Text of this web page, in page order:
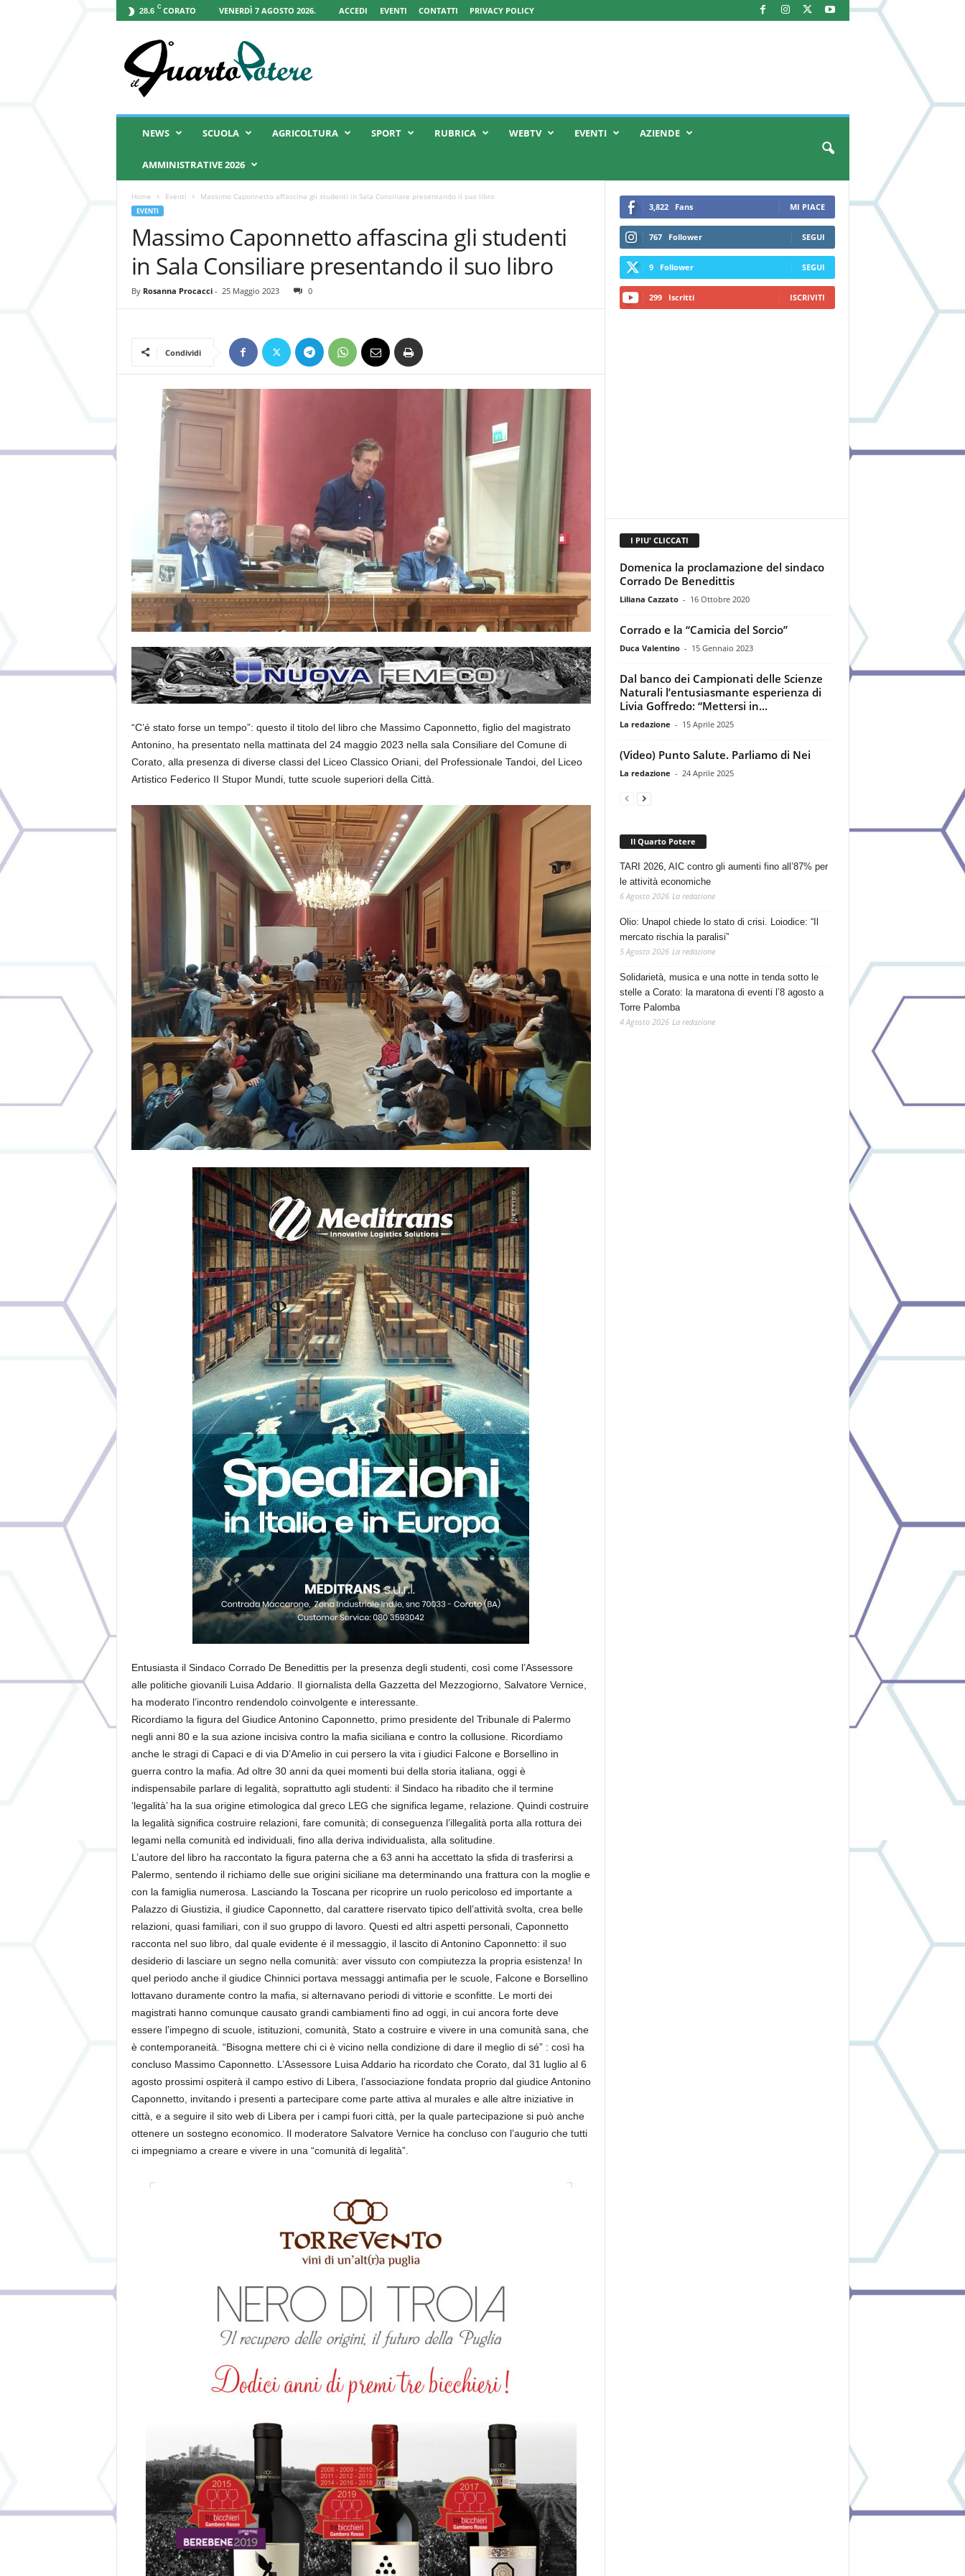
28.6 C CORATO VENERDÌ 7 AGOSTO 2026. ACCEDI EVENTI CONTATTI PRIVACY POLICY
Q
NEWS SCUOLA AGRICOLTURA SPORT RUBRICA WEBTV EVENTI AZIENDE
AMMINISTRATIVE 2026
Home Eventi Massimo Caponnetto affascina gli studenti in Sala Consiliare presentando il suo libro
EVENTI
Massimo Caponnetto affascina gli studenti
in Sala Consiliare presentando il suo libro
By Rosanna Procacci- 25 Maggio 2023 0
Condividi
“C’é stato forse un tempo”: questo il titolo del libro che Massimo Caponnetto, figlio del magistrato
Antonino, ha presentato nella mattinata del 24 maggio 2023 nella sala Consiliare del Comune di
Corato, alla presenza di diverse classi del Liceo Classico Oriani, del Professionale Tandoi, del Liceo
Artistico Federico II Stupor Mundi, tutte scuole superiori della Città.
Entusiasta il Sindaco Corrado De Benedittis per la presenza degli studenti, così come l’Assessore
alle politiche giovanili Luisa Addario. Il giornalista della Gazzetta del Mezzogiorno, Salvatore Vernice,
ha moderato l’incontro rendendolo coinvolgente e interessante.
Ricordiamo la figura del Giudice Antonino Caponnetto, primo presidente del Tribunale di Palermo
negli anni 80 e la sua azione incisiva contro la mafia siciliana e contro la collusione. Ricordiamo
anche le stragi di Capaci e di via D’Amelio in cui persero la vita i giudici Falcone e Borsellino in
guerra contro la mafia. Ad oltre 30 anni da quei momenti bui della storia italiana, oggi è
indispensabile parlare di legalità, soprattutto agli studenti: il Sindaco ha ribadito che il termine
‘legalità’ ha la sua origine etimologica dal greco LEG che significa legame, relazione. Quindi costruire
la legalità significa costruire relazioni, fare comunità; di conseguenza l’illegalità porta alla rottura dei
legami nella comunità ed individuali, fino alla deriva individualista, alla solitudine.
L’autore del libro ha raccontato la figura paterna che a 63 anni ha accettato la sfida di trasferirsi a
Palermo, sentendo il richiamo delle sue origini siciliane ma determinando una frattura con la moglie e
con la famiglia numerosa. Lasciando la Toscana per ricoprire un ruolo pericoloso ed importante a
Palazzo di Giustizia, il giudice Caponnetto, dal carattere riservato tipico dell’attività svolta, crea belle
relazioni, quasi familiari, con il suo gruppo di lavoro. Questi ed altri aspetti personali, Caponnetto
racconta nel suo libro, dal quale evidente é il messaggio, il lascito di Antonino Caponnetto: il suo
desiderio di lasciare un segno nella comunità: aver vissuto con compiutezza la propria esistenza! In
quel periodo anche il giudice Chinnici portava messaggi antimafia per le scuole, Falcone e Borsellino
lottavano duramente contro la mafia, si alternavano periodi di vittorie e sconfitte. Le morti dei
magistrati hanno comunque causato grandi cambiamenti fino ad oggi, in cui ancora forte deve
essere l’impegno di scuole, istituzioni, comunità, Stato a costruire e vivere in una comunità sana, che
è contemporaneità. “Bisogna mettere chi ci è vicino nella condizione di dare il meglio di sé” : così ha
concluso Massimo Caponnetto. L’Assessore Luisa Addario ha ricordato che Corato, dal 31 luglio al 6
agosto prossimi ospiterà il campo estivo di Libera, l’associazione fondata proprio dal giudice Antonino
Caponnetto, invitando i presenti a partecipare come parte attiva al murales e alle altre iniziative in
città, e a seguire il sito web di Libera per i campi fuori città, per la quale partecipazione si può anche
ottenere un sostegno economico. Il moderatore Salvatore Vernice ha concluso con l’augurio che tutti
ci impegniamo a creare e vivere in una “comunità di legalità”.
3,822 Fans MI PIACE
767 Follower SEGUI
9 Follower SEGUI
299 Iscritti ISCRIVITI
I PIU' CLICCATI
Domenica la proclamazione del sindaco
Corrado De Benedittis
Liliana Cazzato - 16 Ottobre 2020
Corrado e la “Camicia del Sorcio”
Duca Valentino - 15 Gennaio 2023
Dal banco dei Campionati delle Scienze
Naturali l’entusiasmante esperienza di
Livia Goffredo: “Mettersi in...
La redazione - 15 Aprile 2025
(Video) Punto Salute. Parliamo di Nei
La redazione - 24 Aprile 2025
Il Quarto Potere
TARI 2026, AIC contro gli aumenti fino all’87% per
le attività economiche
6 Agosto 2026 La redazione
Olio: Unapol chiede lo stato di crisi. Loiodice: “Il
mercato rischia la paralisi”
5 Agosto 2026 La redazione
Solidarietà, musica e una notte in tenda sotto le
stelle a Corato: la maratona di eventi l’8 agosto a
Torre Palomba
4 Agosto 2026 La redazione